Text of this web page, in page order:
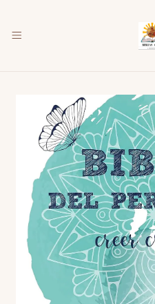
Biblia del